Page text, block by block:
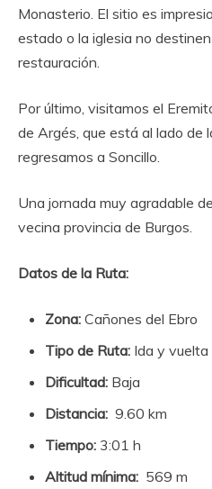
Monasterio. El sitio es
estado o la iglesia no
restauración.
Por último, visitamos el
de Argés, que está al lado de
regresamos a Soncillo.
Una jornada muy agradable
vecina provincia de Burgos.
Datos de la Ruta:
Zona: Cañones del Ebro
Tipo de Ruta: Ida y vuelta
Dificultad: Baja
Distancia: 9.60 km
Tiempo: 3:01 h
Altitud mínima: 569 m